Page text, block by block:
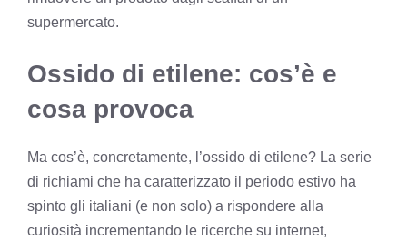
supermercato.
Ossido di etilene: cos’è e
cosa provoca
Ma cos’è, concretamente, l’ossido di etilene? La serie
di richiami che ha caratterizzato il periodo estivo ha
spinto gli italiani (e non solo) a rispondere alla
curiosità incrementando le ricerche su internet,